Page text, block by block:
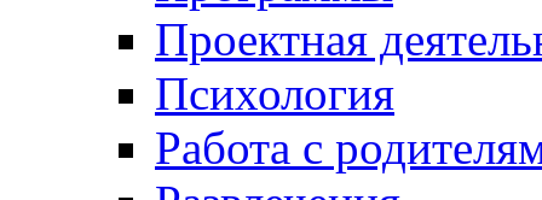
Проектная
Психология
Работа с